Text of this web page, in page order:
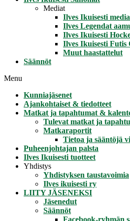
Mediat
Ilves Ikuisesti
Ilves Legendat
Ilves Ikuisesti
Ilves Ikuisesti Futis
Muut haastattelut
Säännöt
Menu
Kunniajäsenet
Ajankohtaiset & tiedotteet
Matkat ja tapahtumat &
Tulevat matkat ja
Matkaraportit
Tietoa ja sääntöjä
Puheenjohtajan palsta
Ilves Ikuisesti tuotteet
Yhdistys
Yhdistyksen taustavoimia
Ilves ikuisesti ry
LIITY JÄSENEKSI
Jäsenedut
Säännöt
Facebook-ryhmän